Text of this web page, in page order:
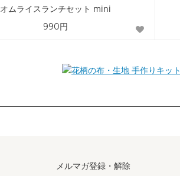
オムライスランチセット mini
990円
手作りキット
メルマガ登録・解除